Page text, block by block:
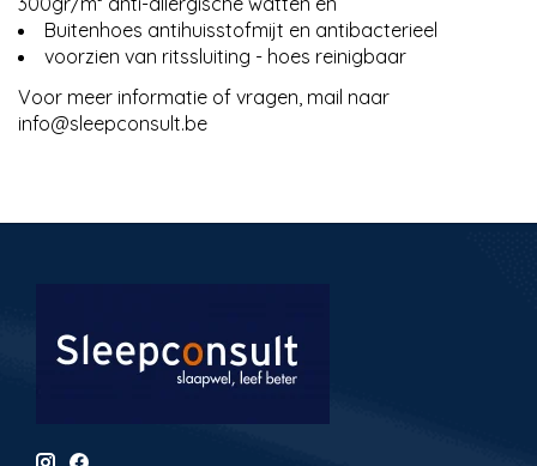
Buitenhoes antihuisstofmijt en antibacterieel
voorzien van ritssluiting - hoes reinigbaar
Voor meer informatie of vragen, mail naar
info@sleepconsult.be